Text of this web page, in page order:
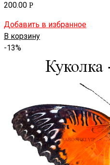
200.00 Р
Добавить в избранное
В корзину
-13%